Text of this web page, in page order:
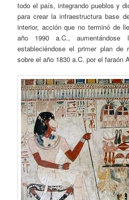
todo el país, integrando pueblos y
para crear la infraestructura base
interior, acción que no terminó de
año 1990 a.C., aumentándose
estableciéndose el primer plan
sobre el año 1830 a.C. por el faraón